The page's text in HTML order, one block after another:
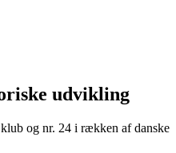
udvikling
og nr. 24 i rækken af danske